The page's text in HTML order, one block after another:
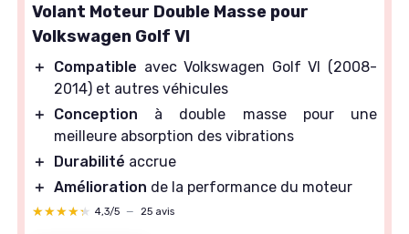
Volant Moteur Double Masse pour
Volkswagen Golf VI
＋ Compatible avec Volkswagen Golf VI (2008-
2014) et autres véhicules
＋
Conception à double masse pour une
meilleure absorption des vibrations
＋
Durabilité accrue
＋ Amélioration de la performance du moteur
★★★★★
★★★★★ 4,3/5 — 25 avis